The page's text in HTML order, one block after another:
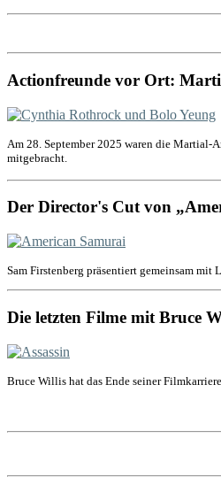
Actionfreunde vor Ort:
Am 28. September 2025 waren die Martial-
mitgebracht.
Der Director's Cut von
Sam Firstenberg präsentiert gemeinsam
Die letzten Filme mit Bruce
Bruce Willis hat das Ende seiner